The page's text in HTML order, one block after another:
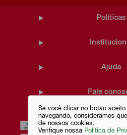
Se você clicar no botão aceito
navegando, consideramos
de nossos cookies.
Verifique nossa Política de
Políticas
Ajuda
Fale